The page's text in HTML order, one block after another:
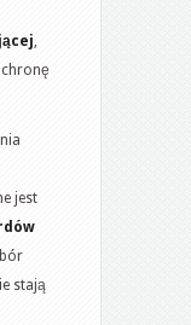
,
jest
stają